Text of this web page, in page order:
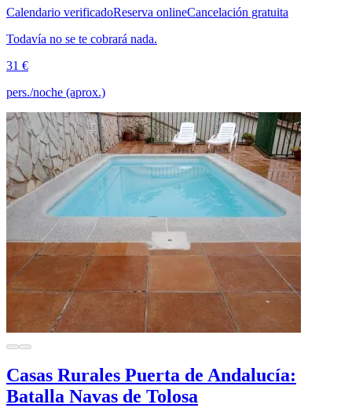
Calendario verificadoReserva onlineCancelación gratuita
Todavía no se te cobrará nada.
31 €
pers./noche (aprox.)
Casas Rurales Puerta de Andalucía:
Batalla Navas de Tolosa